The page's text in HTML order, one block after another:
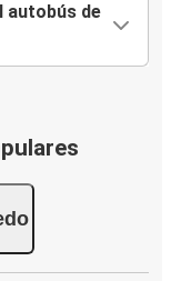
autobús de